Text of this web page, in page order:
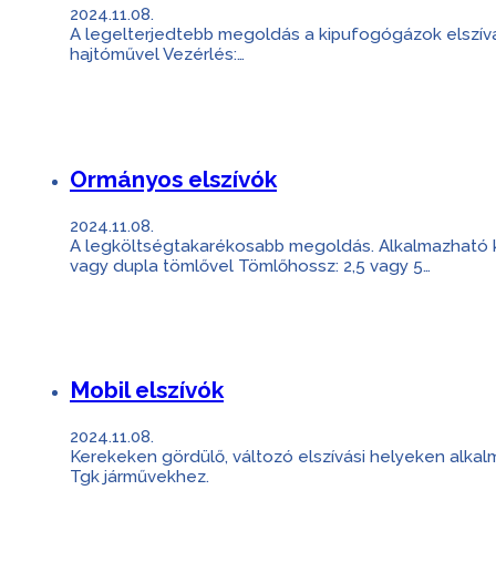
2024.11.08.
A legelterjedtebb megoldás a kipufogógázok
hajtóművel Vezérlés:…
Ormányos elszívók
2024.11.08.
A legköltségtakarékosabb megoldás.
vagy dupla tömlővel Tömlőhossz: 2,5 vagy 5…
Mobil elszívók
2024.11.08.
Kerekeken gördülő, változó elszívási helyeken
Tgk járművekhez.